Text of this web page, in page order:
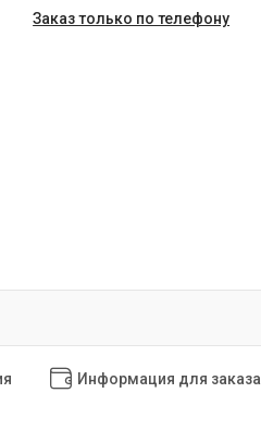
Заказ только по телефону
Информация для заказа